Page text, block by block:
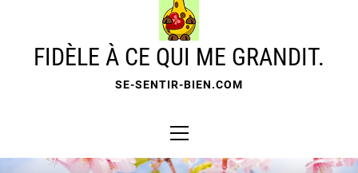
FIDÈLE À CE QUI ME GRANDIT.
SE-SENTIR-BIEN.COM
Menu